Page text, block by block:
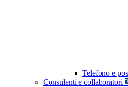
Telefono e
Consulenti e collaboratori 2